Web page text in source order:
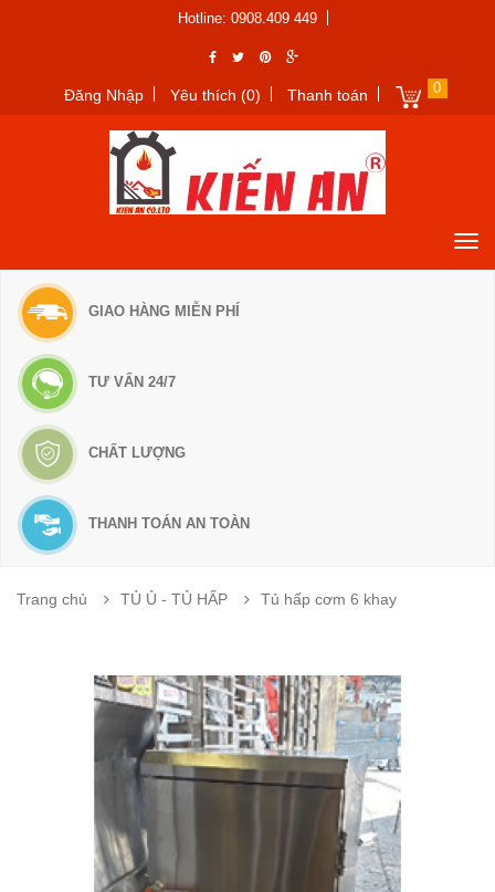
Hotline: 0908.409 449
Đăng Nhập Yêu thích (0) Thanh toán 0
GIAO HÀNG MIỄN PHÍ
TƯ VẤN 24/7
CHẤT LƯỢNG
THANH TOÁN AN TOÀN
Trang chủ TỦ Ủ - TỦ HẤP Tủ hấp cơm 6 khay